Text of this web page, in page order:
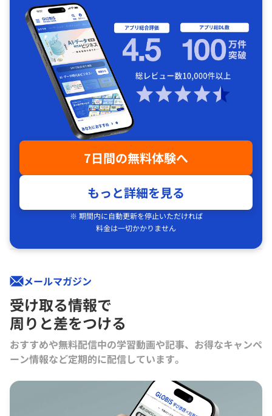
7日間の無料体験へ
もっと詳細を見る
※ 期間内に自動更新を停止いただければ
料金は一切かかりません
メールマガジン
受け取る情報で
周りと差をつける
おすすめや無料配信中の学習動画や記事、お得なキャンペ
ーン情報など定期的に配信しています。